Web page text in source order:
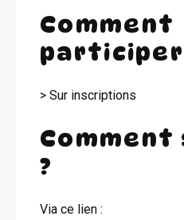
Comment
participer
> Sur inscriptions
?
Via ce lien :